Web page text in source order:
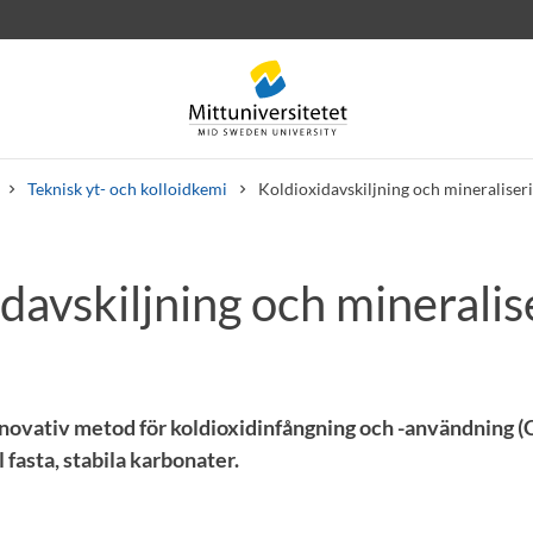
Teknisk yt- och kolloidkemi Koldioxidavskiljning och
Personal Lediga jobb och
metod för koldioxidinfångning och -användning
fasta, stabila karbonater.